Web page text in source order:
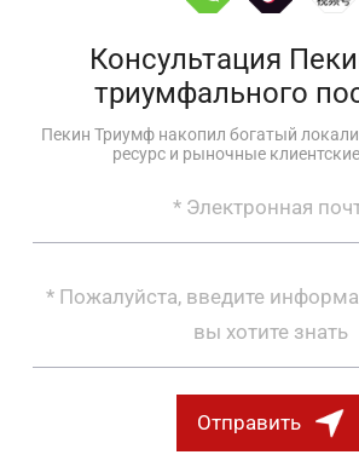
Консультация
триумфального
Пекин Триумф накопил богатый
ресурс и рыночные
Отправить